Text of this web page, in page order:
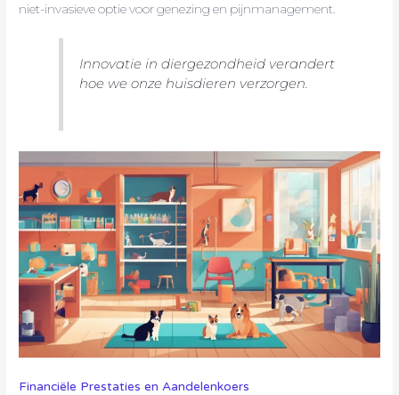
niet-invasieve optie voor genezing en pijnmanagement.
Innovatie in diergezondheid verandert
hoe we onze huisdieren verzorgen.
Financiële Prestaties en Aandelenkoers